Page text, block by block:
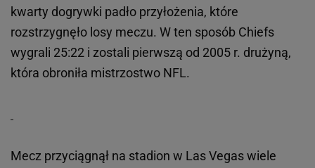
kwarty dogrywki padło przyłożenia, które
rozstrzygnęło losy meczu. W ten sposób Chiefs
wygrali 25:22 i zostali pierwszą od 2005 r. drużyną,
która obroniła mistrzostwo NFL.
Mecz przyciągnął na stadion w Las Vegas wiele